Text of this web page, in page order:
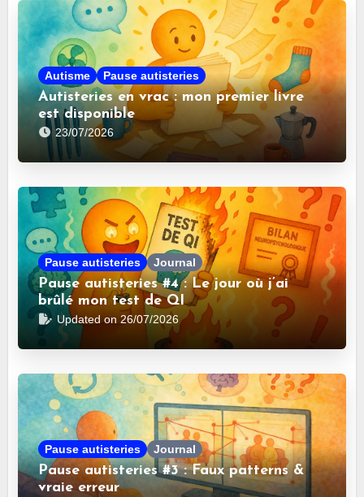
Autisme Pause autisteries
Autisteries en vrac : mon premier livre
est disponible
23/07/2026
Pause autisteries Journal
Pause autisteries #4 : Le jour où j’ai
brûlé mon test de QI
Updated on 26/07/2026
Pause autisteries Journal
Pause autisteries #3 : Faux patterns &
vraie erreur